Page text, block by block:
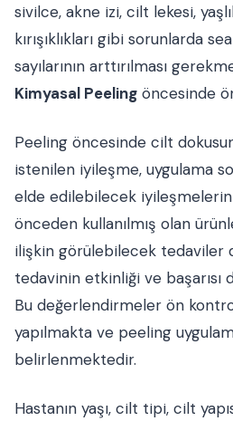
sivilce, akne izi, cilt lekesi,
kırışıklıkları gibi sorunlarda
sayılarının arttırılması
Kimyasal Peeling öncesinde
Peeling öncesinde cilt
istenilen iyileşme, uygulama
elde edilebilecek iyileşmelerin
önceden kullanılmış olan
ilişkin görülebilecek tedaviler
tedavinin etkinliği ve
Bu değerlendirmeler ön
yapılmakta ve peeling
belirlenmektedir.
Hastanın yaşı, cilt tipi, cilt